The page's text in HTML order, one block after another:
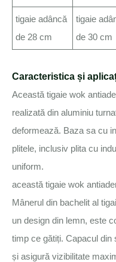
tigaie adâncă
de 28 cm
tigaie
de 30 cm
Caracteristica și
Această tigaie wok
realizată din aluminiu
deformează. Baza sa cu
plitele, inclusiv plita cu
uniform.
această tigaie wok
Mânerul din bachelit al
un design din lemn, este
timp ce gătiți. Capacul din
și asigură vizibilitate